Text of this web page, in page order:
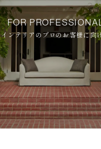
FOR
インテリアのプロのお客様に向